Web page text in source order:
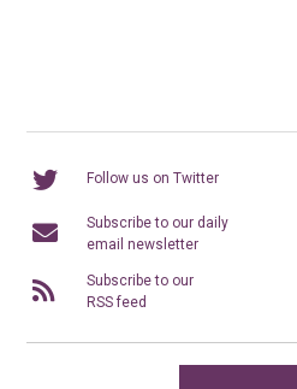
Follow us on Twitter
Subscribe to our daily
email newsletter
Subscribe to our
RSS feed